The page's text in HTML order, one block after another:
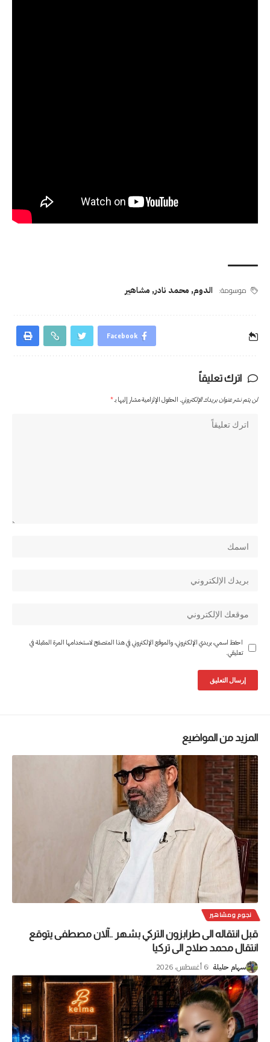
موسومة: الدوم, محمد نادر, مشاهير
Facebook
اترك تعليقاً
لن يتم نشر عنوان بريدك الإلكتروني. الحقول الإلزامية مشار إليها بـ*
احفظ اسمي، بريدي الإلكتروني، والموقع الإلكتروني في هذا المتصفح لاستخدامها المرة المقبلة في
تعليقي.
المزيد من المواضيع
نجوم ومشاهير
قبل انتقاله الى طرابزون التركي بشهر ..آلان مصطفى يتوقع
انتقال محمد صلاح الى تركيا
سهام حليلة 6 أغسطس، 2026